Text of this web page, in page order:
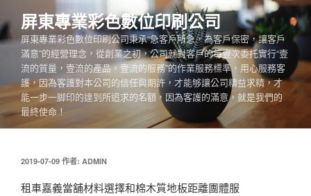
至
主
容
屏東專業彩色數位印刷公司
屏東專業彩色數位印刷公司秉承“急客戶所急，為客戶保密，讓客戶
滿意”的經營理念，從創業之初，公司就對客戶的每壹次委托實行“壹
流的質量，壹流的產品，壹流的服務”的作業服務標準，用心服務客
護，因為客護對本公司的信任與期許，才能够讓公司精益求精，才
能一步一脚印的達到所追求的名額，因為客護的滿意，就是我們的
最終使命！
發
於
2019-07-09 作者: ADMIN
租車嘉義當舖材料選擇和棉木質地板距離團體服